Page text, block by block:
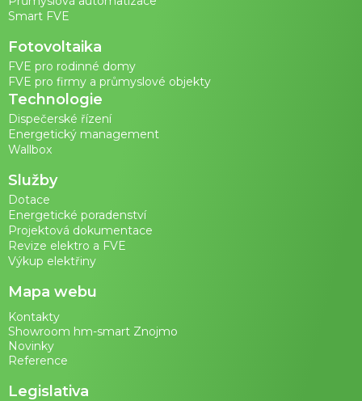
Smart FVE
Fotovoltaika
FVE pro rodinné domy
FVE pro firmy a průmyslové objekty
Technologie
Dispečerské řízení
Energetický management
Wallbox
Služby
Dotace
Energetické poradenství
Projektová dokumentace
Revize elektro a FVE
Výkup elektřiny
Mapa webu
Kontakty
Showroom hm-smart Znojmo
Novinky
Reference
Legislativa